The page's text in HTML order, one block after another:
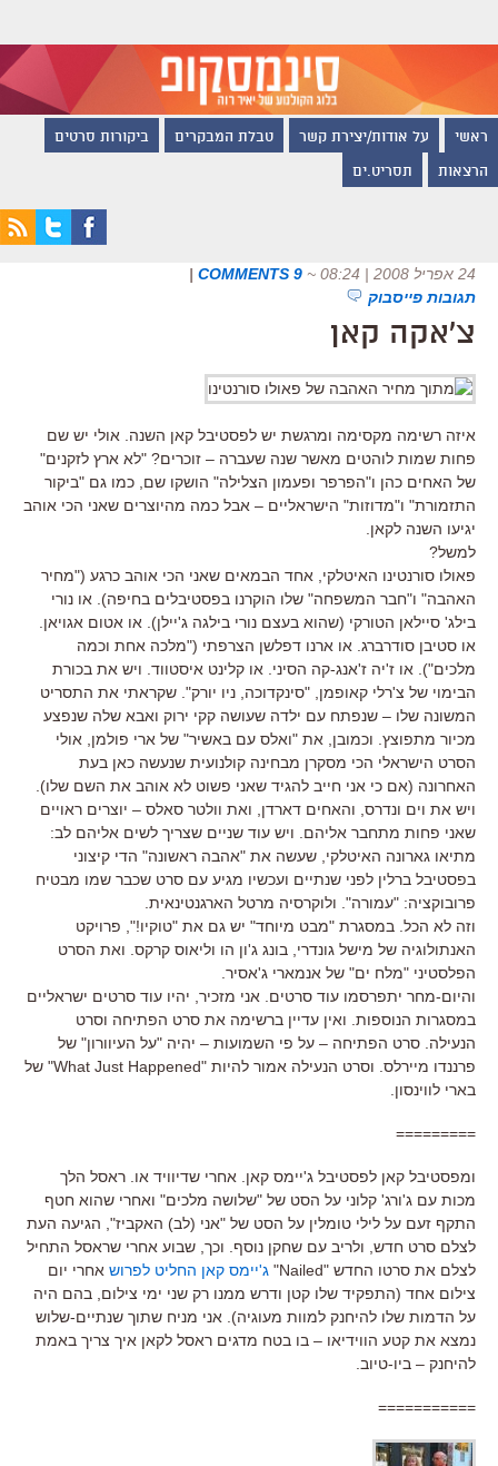
ראשי על אודות/יצירת קשר טבלת המבקרים ביקורות סרטים
הרצאות תסריט.ים
24 אפריל 2008 | 08:24 ~
9 COMMENTS
|
תגובות פייסבוק
צ'אקה קאן
איזה רשימה מקסימה ומרגשת יש לפסטיבל קאן השנה. אולי יש שם
פחות שמות לוהטים מאשר שנה שעברה – זוכרים? "לא ארץ לזקנים"
של האחים כהן ו"הפרפר ופעמון הצלילה" הושקו שם, כמו גם "ביקור
התזמורת" ו"מדוזות" הישראליים – אבל כמה מהיוצרים שאני הכי אוהב
יגיעו השנה לקאן.
למשל?
פאולו סורנטינו האיטלקי, אחד הבמאים שאני הכי אוהב כרגע ("מחיר
האהבה" ו"חבר המשפחה" שלו הוקרנו בפסטיבלים בחיפה). או נורי
בילג' סיילאן הטורקי (שהוא בעצם נורי בילגה ג'יילן). או אטום אגויאן.
או סטיבן סודרברג. או ארנו דפלשן הצרפתי ("מלכה אחת וכמה
מלכים"). או ז'יה ז'אנג-קה הסיני. או קלינט איסטווד. ויש את בכורת
הבימוי של צ'רלי קאופמן, "סינקדוכה, ניו יורק". שקראתי את התסריט
המשונה שלו – שנפתח עם ילדה שעושה קקי ירוק ואבא שלה שנפצע
מכיור מתפוצץ. וכמובן, את "ואלס עם באשיר" של ארי פולמן, אולי
הסרט הישראלי הכי מסקרן מבחינה קולנועית שנעשה כאן בעת
האחרונה (אם כי אני חייב להגיד שאני פשוט לא אוהב את השם שלו).
ויש את וים ונדרס, והאחים דארדן, ואת וולטר סאלס – יוצרים ראויים
שאני פחות מתחבר אליהם. ויש עוד שניים שצריך לשים אליהם לב:
מתיאו גארונה האיטלקי, שעשה את "אהבה ראשונה" הדי קיצוני
בפסטיבל ברלין לפני שנתיים ועכשיו מגיע עם סרט שכבר שמו מבטיח
פרובוקציה: "עמורה". ולוקרסיה מרטל הארגנטינאית.
וזה לא הכל. במסגרת "מבט מיוחד" יש גם את "טוקיו!", פרויקט
האנתולוגיה של מישל גונדרי, בונג ג'ון הו וליאוס קרקס. ואת הסרט
הפלסטיני "מלח ים" של אנמארי ג'אסיר.
והיום-מחר יתפרסמו עוד סרטים. אני מזכיר, יהיו עוד סרטים ישראליים
במסגרות הנוספות. ואין עדיין ברשימה את סרט הפתיחה וסרט
הנעילה. סרט הפתיחה – על פי השמועות – יהיה "על העיוורון" של
פרננדו מיירלס. וסרט הנעילה אמור להיות "What Just Happened" של
בארי לווינסון.
=========
ומפסטיבל קאן לפסטיבל ג'יימס קאן. אחרי שדיוויד או. ראסל הלך
מכות עם ג'ורג' קלוני על הסט של "שלושה מלכים" ואחרי שהוא חטף
התקף זעם על לילי טומלין על הסט של "אני (לב) האקביז", הגיעה העת
לצלם סרט חדש, ולריב עם שחקן נוסף. וכך, שבוע אחרי שראסל התחיל
לצלם את סרטו החדש "Nailed"
ג'יימס קאן החליט לפרוש אחרי יום
צילום אחד (התפקיד שלו קטן ודרש ממנו רק שני ימי צילום, בהם היה
על הדמות שלו להיחנק למוות מעוגיה). אני מניח שתוך שנתיים-שלוש
נמצא את קטע הווידיאו – בו בטח מדגים ראסל לקאן איך צריך באמת
להיחנק – ביו-טיוב.
===========